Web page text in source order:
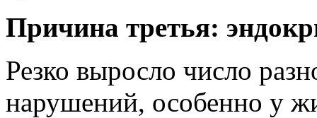
Причина третья:
Резко выросло число
нарушений, особенно у